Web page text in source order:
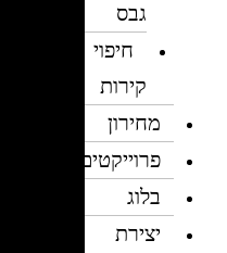
גבס
חיפוי
קירות
מחירון
פרוייקטים
בלוג
יצירת